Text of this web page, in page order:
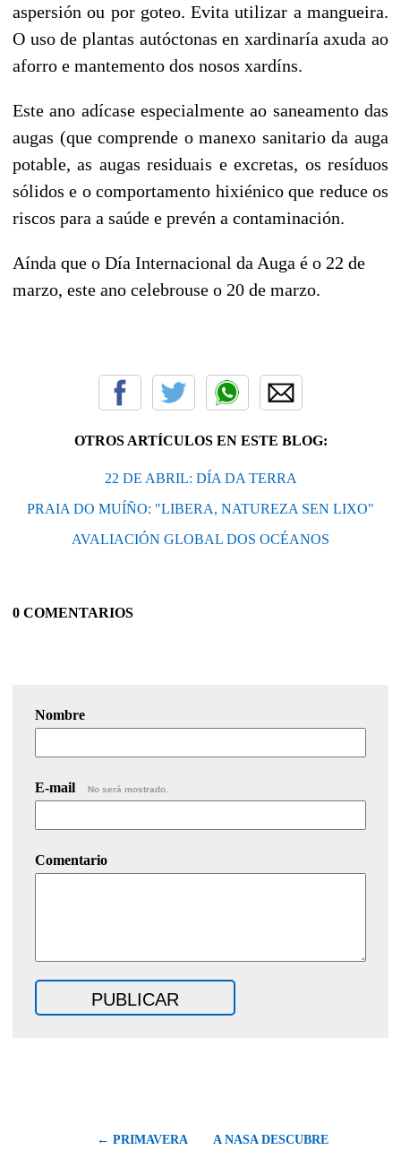
aspersión ou por goteo. Evita utilizar a mangueira.
O uso de plantas autóctonas en xardinaría axuda ao
aforro e mantemento dos nosos xardíns.
Este ano adícase especialmente ao saneamento das
augas (que comprende o manexo sanitario da auga
potable, as augas residuais e excretas, os resíduos
sólidos e o comportamento hixiénico que reduce os
riscos para a saúde e prevén a contaminación.
Aínda que o Día Internacional da Auga é o 22 de
marzo, este ano celebrouse o 20 de marzo.
OTROS ARTÍCULOS EN ESTE BLOG:
22 DE ABRIL: DÍA DA TERRA
PRAIA DO MUÍÑO: "LIBERA, NATUREZA SEN LIXO"
AVALIACIÓN GLOBAL DOS OCÉANOS
0 COMENTARIOS
Nombre
E-mail No será mostrado.
Comentario
← PRIMAVERA A NASA DESCUBRE